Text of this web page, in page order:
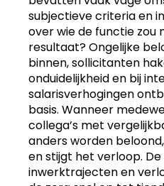
subjectieve criteria en
over wie de functie zou
resultaat? Ongelijke
binnen, sollicitanten
onduidelijkheid en bij
salarisverhogingen
basis. Wanneer
collega’s met
anders worden
en stijgt het verloop.
inwerktrajecten en